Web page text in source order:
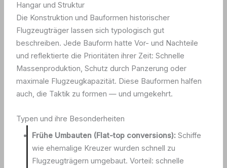
Hangar und Struktur
Die Konstruktion und Bauformen historischer
Flugzeugträger lassen sich typologisch gut
beschreiben. Jede Bauform hatte Vor- und Nachteile
und reflektierte die Prioritäten ihrer Zeit: Schnelle
Massenproduktion, Schutz durch Panzerung oder
maximale Flugzeugkapazität. Diese Bauformen halfen
auch, die Taktik zu formen — und umgekehrt.
Typen und ihre Besonderheiten
Frühe Umbauten (Flat-top conversions): Schiffe
wie ehemalige Kreuzer wurden schnell zu
Flugzeugträgern umgebaut. Vorteil: schnelle